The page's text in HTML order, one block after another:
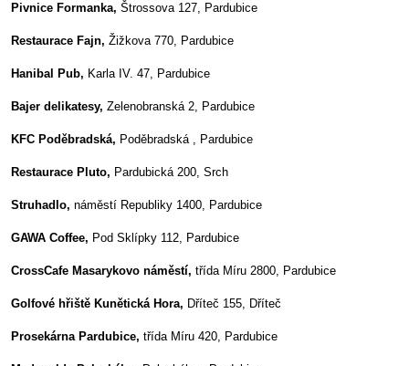
Pivnice Formanka,Štrossova 127, Pardubice
Restaurace Fajn,Žižkova 770, Pardubice
Hanibal Pub, Karla IV. 47, Pardubice
Bajer delikatesy,Zelenobranská 2, Pardubice
KFC Poděbradská, Poděbradská , Pardubice
Restaurace Pluto, Pardubická 200, Srch
Struhadlo,náměstí Republiky 1400, Pardubice
GAWA Coffee, Pod Sklípky 112, Pardubice
CrossCafe Masarykovo náměstí,třída Míru 2800, Pardubice
Golfové hřiště Kunětická Hora, Dříteč 155, Dříteč
Prosekárna Pardubice,třída Míru 420, Pardubice